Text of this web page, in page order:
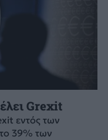
Grexit
εντός των
39% των